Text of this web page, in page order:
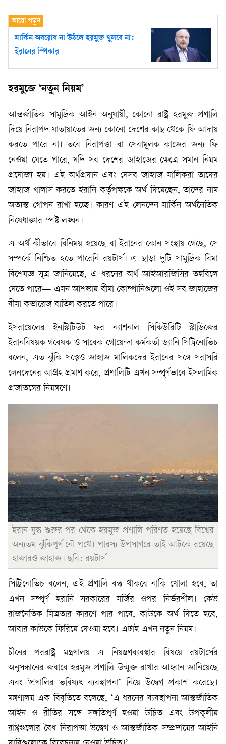
মার্কিন অবরোধ না উঠলে হরমুজ খুলবে না:
ইরানের স্পিকার
হরমুজে ‘নতুন নিয়ম’
আন্তর্জাতিক সামুদ্রিক আইন অনুযায়ী, কোনো রাষ্ট্র হরমুজ প্রণালি
দিয়ে নিরাপদ যাতায়াতের জন্য কোনো দেশের কাছ থেকে ফি আদায়
করতে পারে না। তবে নিরাপত্তা বা সেবামূলক কাজের জন্য ফি
নেওয়া যেতে পারে, যদি সব দেশের জাহাজের ক্ষেত্রে সমান নিয়ম
প্রযোজ্য হয়। এই অর্থপ্রদান এবং যেসব জাহাজ মালিকরা তাদের
জাহাজ খালাস করতে ইরানি কর্তৃপক্ষকে অর্থ দিয়েছেন, তাদের নাম
অত্যন্ত গোপন রাখা হচ্ছে। কারণ এই লেনদেন মার্কিন অর্থনৈতিক
নিষেধাজ্ঞার স্পষ্ট লঙ্ঘন।
এ অর্থ কীভাবে বিনিময় হয়েছে বা ইরানের কোন সংস্থায় গেছে, সে
সম্পর্কে নিশ্চিত হতে পারেনি রয়টার্স। এ ছাড়া দুটি সামুদ্রিক বিমা
বিশেষজ্ঞ সূত্র জানিয়েছে, এ ধরনের অর্থ আইআরজিসির তহবিলে
যেতে পারে— এমন আশঙ্কায় বীমা কোম্পানিগুলো ওই সব জাহাজের
বীমা কভারেজ বাতিল করতে পারে।
ইসরায়েলের ইনস্টিটিউট ফর ন্যাশনাল সিকিউরিটি স্টাডিজের
ইরানবিষয়ক গবেষক ও সাবেক গোয়েন্দা কর্মকর্তা ড্যানি সিট্রিনোভিচ
বলেন, এত ঝুঁকি সত্ত্বেও জাহাজ মালিকদের ইরানের সঙ্গে সরাসরি
লেনদেনের আগ্রহ প্রমাণ করে, প্রণালিটি এখন সম্পূর্ণভাবে ইসলামিক
প্রজাতন্ত্রের নিয়ন্ত্রণে।
ইরান যুদ্ধ শুরুর পর থেকে হরমুজ প্রণালি পরিণত হয়েছে বিশ্বের
অন্যতম ঝুঁকিপূর্ণ নৌ পথে। পারস্য উপসাগরে তাই আটকে রয়েছে
হাজারও জাহাজ। ছবি: রয়টার্স
সিট্রিনোভিচ বলেন, এই প্রণালি বন্ধ থাকবে নাকি খোলা হবে, তা
এখন সম্পূর্ণ ইরানি সরকারের মর্জির ওপর নির্ভরশীল। কেউ
রাজনৈতিক মিত্রতার কারণে পার পাবে, কাউকে অর্থ দিতে হবে,
আবার কাউকে ফিরিয়ে দেওয়া হবে। এটাই এখন নতুন নিয়ম।
চীনের পররাষ্ট্র মন্ত্রণালয় এ নিয়ন্ত্রণব্যবস্থার বিষয়ে রয়টার্সের
অনুসন্ধানের জবাবে হরমুজ প্রণালি উন্মুক্ত রাখার আহ্বান জানিয়েছে
এবং ‘প্রণালির ভবিষ্যৎ ব্যবস্থাপনা’ নিয়ে উদ্বেগ প্রকাশ করেছে।
মন্ত্রণালয় এক বিবৃতিতে বলেছে, ‘এ ধরনের ব্যবস্থাপনা আন্তর্জাতিক
আইন ও রীতির সঙ্গে সঙ্গতিপূর্ণ হওয়া উচিত এবং উপকূলীয়
রাষ্ট্রগুলোর বৈধ নিরাপত্তা উদ্বেগ ও আন্তর্জাতিক সম্প্রদায়ের আইনি